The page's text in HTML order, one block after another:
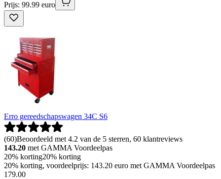
Prijs: 99.99 euro
Erro gereedschapswagen 34C S6
(60)Beoordeeld met 4.2 van de 5 sterren, 60 klantreviews
143.20 met GAMMA Voordeelpas
20% korting20% korting
20% korting, voordeelprijs: 143.20 euro met GAMMA Voordeelpas
179.00